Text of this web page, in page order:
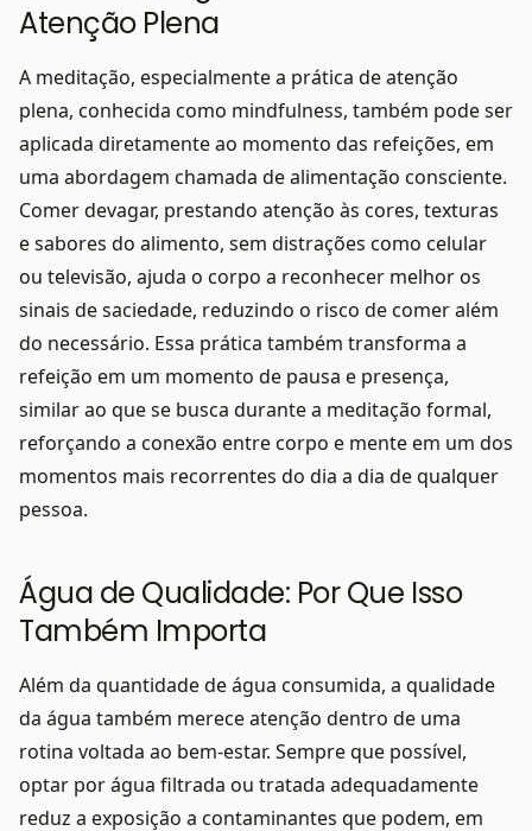
Atenção Plena
A meditação, especialmente a prática de atenção
plena, conhecida como mindfulness, também pode ser
aplicada diretamente ao momento das refeições, em
uma abordagem chamada de alimentação consciente.
Comer devagar, prestando atenção às cores, texturas
e sabores do alimento, sem distrações como celular
ou televisão, ajuda o corpo a reconhecer melhor os
sinais de saciedade, reduzindo o risco de comer além
do necessário. Essa prática também transforma a
refeição em um momento de pausa e presença,
similar ao que se busca durante a meditação formal,
reforçando a conexão entre corpo e mente em um dos
momentos mais recorrentes do dia a dia de qualquer
pessoa.
Água de Qualidade: Por Que Isso
Também Importa
Além da quantidade de água consumida, a qualidade
da água também merece atenção dentro de uma
rotina voltada ao bem-estar. Sempre que possível,
optar por água filtrada ou tratada adequadamente
reduz a exposição a contaminantes que podem, em